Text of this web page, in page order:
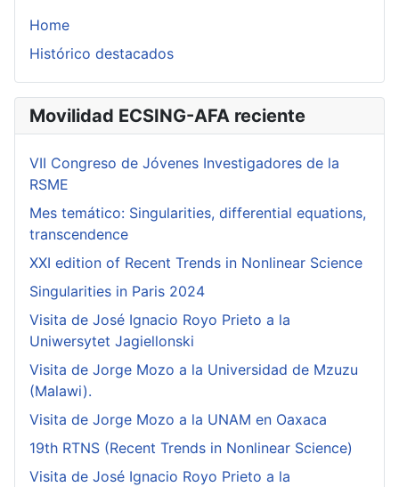
Home
Histórico destacados
Movilidad ECSING-AFA reciente
VII Congreso de Jóvenes Investigadores de la
RSME
Mes temático: Singularities, differential equations,
transcendence
XXI edition of Recent Trends in Nonlinear Science
Singularities in Paris 2024
Visita de José Ignacio Royo Prieto a la
Uniwersytet Jagiellonski
Visita de Jorge Mozo a la Universidad de Mzuzu
(Malawi).
Visita de Jorge Mozo a la UNAM en Oaxaca
19th RTNS (Recent Trends in Nonlinear Science)
Visita de José Ignacio Royo Prieto a la